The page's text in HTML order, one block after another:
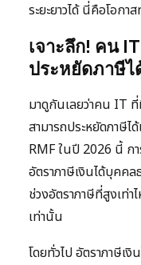
ระยะยาวได้ นี่คือโอก
เจาะลึก! คน
ประหยัดภาษีไ
มาดูกันเลยว่าคน IT ที่
สามารถประหยัดภาษีไ
RMF ในปี 2026 นี้ ก
อัตราภาษีเงินได้บุคค
ช่วงอัตราภาษีที่สูงเท่
เท่านั้น
โดยทั่วไป อัตราภาษีเ